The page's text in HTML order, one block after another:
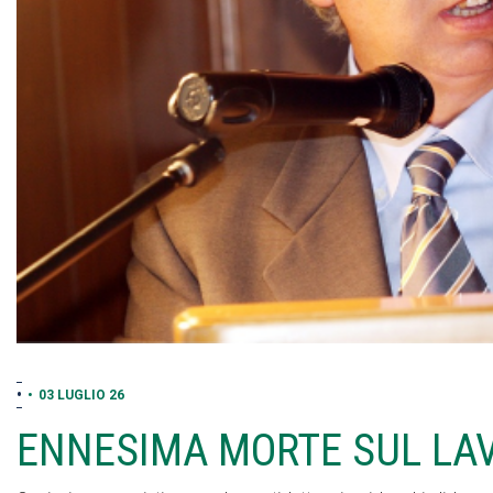
• • 03 LUGLIO 26
ENNESIMA MORTE SUL